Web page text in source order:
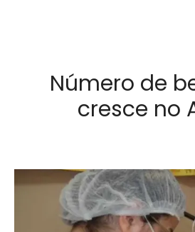
Número de
cresce no